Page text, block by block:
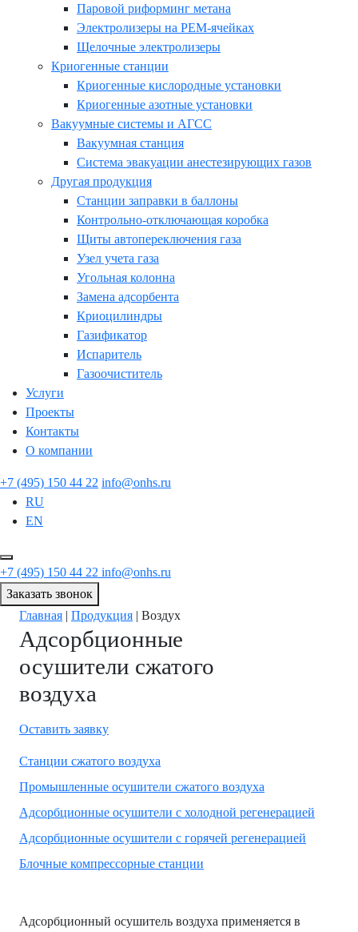
Паровой риформинг метана
Электролизеры на PEM-ячейках
Щелочные электролизеры
Криогенные станции
Криогенные кислородные установки
Криогенные азотные установки
Вакуумные системы и АГСС
Вакуумная станция
Система эвакуации анестезирующих газов
Другая продукция
Станции заправки в баллоны
Контрольно-отключающая коробка
Щиты автопереключения газа
Узел учета газа
Угольная колонна
Замена адсорбента
Криоцилиндры
Газификатор
Испаритель
Газоочиститель
Услуги
Проекты
Контакты
О компании
+7 (495) 150 44 22 info@onhs.ru
RU
EN
+7 (495) 150 44 22 info@onhs.ru
Заказать звонок
Главная | Продукция | Воздух
Адсорбционные
осушители сжатого
воздуха
Оставить заявку
Станции сжатого воздуха
Промышленные осушители сжатого воздуха
Адсорбционные осушители с холодной регенерацией
Адсорбционные осушители с горячей регенерацией
Блочные компрессорные станции
Адсорбционный осушитель воздуха применяется в